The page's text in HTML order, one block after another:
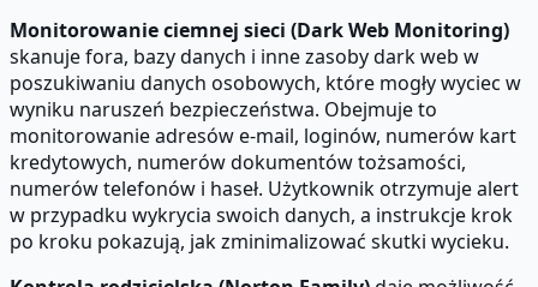
Monitorowanie ciemnej sieci (Dark Web Monitoring)
skanuje fora, bazy danych i inne zasoby dark web w
poszukiwaniu danych osobowych, które mogły wyciec w
wyniku naruszeń bezpieczeństwa. Obejmuje to
monitorowanie adresów e-mail, loginów, numerów kart
kredytowych, numerów dokumentów tożsamości,
numerów telefonów i haseł. Użytkownik otrzymuje alert
w przypadku wykrycia swoich danych, a instrukcje krok
po kroku pokazują, jak zminimalizować skutki wycieku.